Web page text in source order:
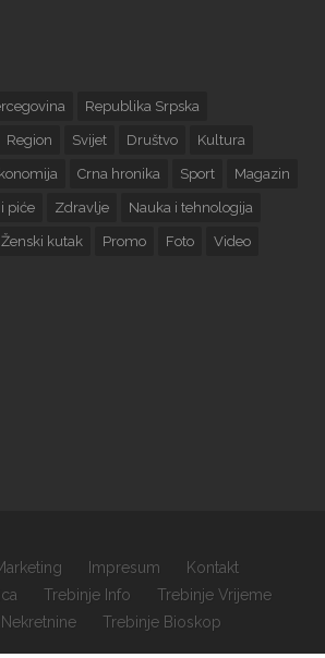
Republika Srpska
Region Svijet Društvo Kultura
Crna hronika Sport Magazin
piće Zdravlje Nauka i tehnologija
Ženski kutak Promo Foto Video
Impresum
Kontakt
Trebinje Info
Trebinje Vrijeme
Trebinje Bioskop